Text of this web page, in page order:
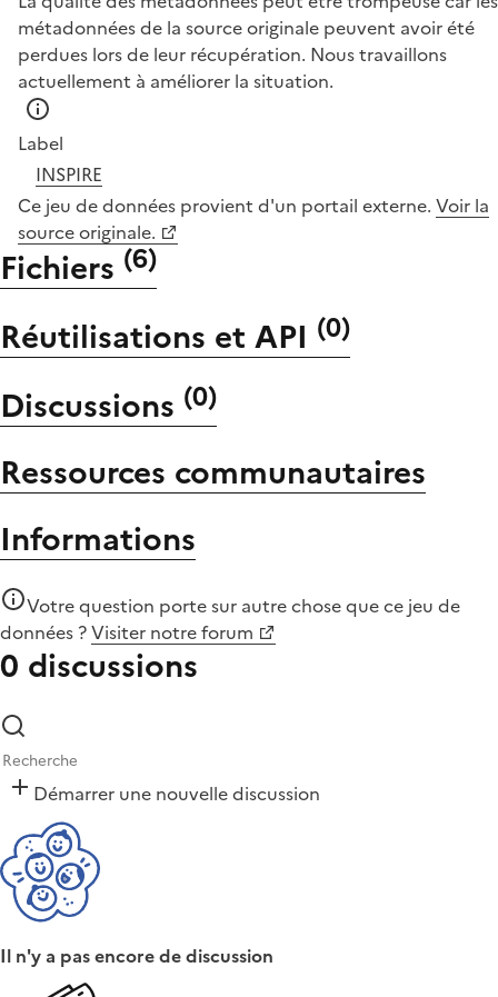
métadonnées de la source originale peuvent avoir été
perdues lors de leur récupération. Nous travaillons
actuellement à améliorer la situation.
Label
INSPIRE
Ce jeu de données provient d'un portail externe. Voir la
source originale.
Fichiers (6)
Réutilisations et API (0)
Discussions (0)
Ressources communautaires
Informations
Votre question porte sur autre chose quece jeu de
données ?Visiter notre forum
0 discussions
Démarrer une nouvelle discussion
Il n'y a pas encore de discussion